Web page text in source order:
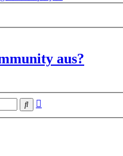
aus?
Suche